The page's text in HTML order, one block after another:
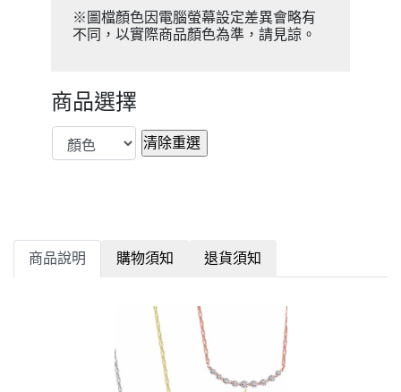
※圖檔顏色因電腦螢幕設定差異會略有
不同，以實際商品顏色為準，請見諒。
商品選擇
商品說明 購物須知 退貨須知